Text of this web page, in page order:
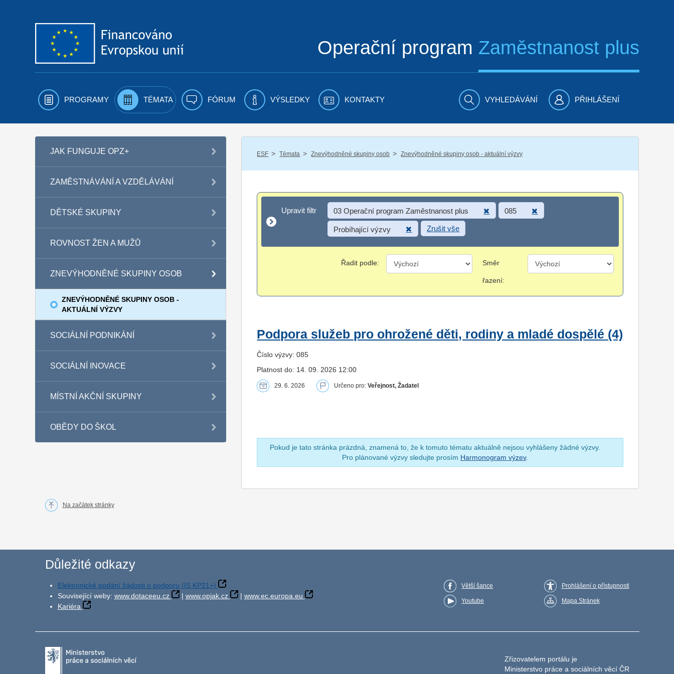
Operační program Zaměstnanost plus
PROGRAMY TÉMATA FÓRUM VÝSLEDKY KONTAKTY VYHLEDÁVÁNÍ PŘIHLÁŠENÍ
JAK FUNGUJE OPZ+
ZAMĚSTNÁVÁNÍ A VZDĚLÁVÁNÍ
DĚTSKÉ SKUPINY
ROVNOST ŽEN A MUŽŮ
ZNEVÝHODNĚNÉ SKUPINY OSOB
ZNEVÝHODNĚNÉ SKUPINY OSOB -
AKTUÁLNÍ VÝZVY
SOCIÁLNÍ PODNIKÁNÍ
SOCIÁLNÍ INOVACE
MÍSTNÍ AKČNÍ SKUPINY
OBĚDY DO ŠKOL
ESF / Témata / Znevýhodněné skupiny osob / Znevýhodněné skupiny osob - aktuální výzvy
Upravit filtr
Upravit filtr 03 Operační program Zaměstnanost plus 085
Probíhající výzvy Zrušit vše
Řadit podle: Směr
řazení:
Podpora služeb pro ohrožené děti, rodiny a mladé dospělé (4)
Číslo výzvy: 085
Platnost do: 14. 09. 2026 12:00
29. 6. 2026 Určeno pro:Veřejnost, Žadatel
Pokud je tato stránka prázdná, znamená to, že k tomuto tématu aktuálně nejsou vyhlášeny žádné výzvy.
Pro plánované výzvy sledujte prosím Harmonogram výzev.
Na začátek stránky
Důležité odkazy
Elektronické podání žádosti o podporu (IS KP21+)
Související weby: www.dotaceeu.cz | www.opjak.cz | www.ec.europa.eu
Kariéra
Větší šance
Youtube
Prohlášení o přístupnosti
Mapa Stránek
Zřizovatelem portálu je
Ministerstvo práce a sociálních věcí ČR